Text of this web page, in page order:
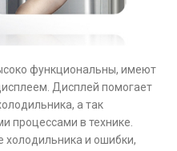
функциональны, имеют
Дисплей помогает
а так
процессами в технике.
холодильника и ошибки,